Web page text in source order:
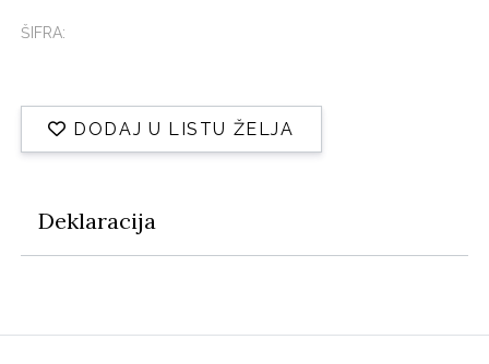
ŠIFRA:
DODAJ U LISTU ŽELJA
Deklaracija